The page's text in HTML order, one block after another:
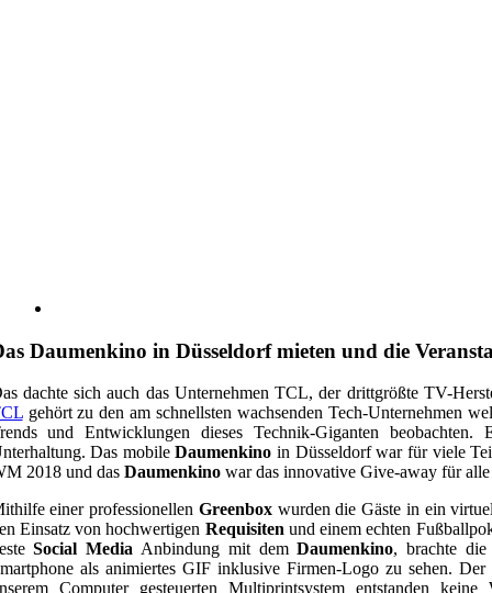
Daumenkino in Düsseldorf mieten und die
dachte sich auch das Unternehmen TCL, der drittgrößte TV-
gehört zu den am schnellsten wachsenden Tech-Unternehmen
und Entwicklungen dieses Technik-Giganten
Das mobileDaumenkino in Düsseldorf war für viele
2018 und das Daumenkinowar das innovative Give-away für alle
einer professionellen Greenboxwurden die Gäste in ein
Einsatz von hochwertigen Requisitenund einem echten
Social Media Anbindung mit demDaumenkino, brachte
als animiertes GIF inklusive Firmen-Logo zu sehen.
Computer gesteuerten Multiprintsystem entstanden